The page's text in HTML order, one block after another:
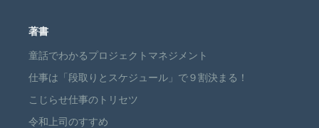
著書
童話でわかるプロジェクトマネジメント
仕事は「段取りとスケジュール」で９割決まる！
こじらせ仕事のトリセツ
令和上司のすすめ